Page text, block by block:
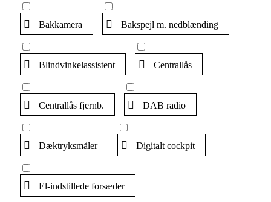
Bakkamera Bakspejl m. nedblænding
Blindvinkelassistent Centrallås
Centrallås fjernb. DAB radio
Dæktryksmåler Digitalt cockpit
El-indstillede forsæder